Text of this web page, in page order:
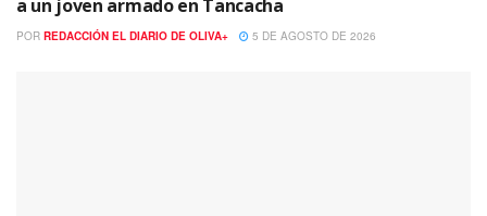
a un joven armado en Tancacha
POR REDACCIÓN EL DIARIO DE OLIVA+ 5 DE AGOSTO DE 2026